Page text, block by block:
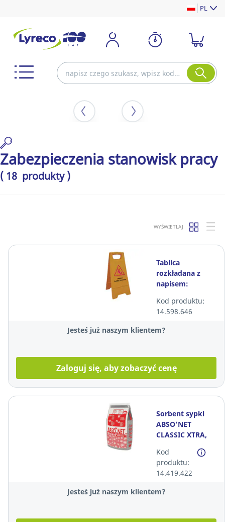
PL
Zabezpieczenia stanowisk pracy
( 18 produkty )
WYŚWIETLAJ
Tablica
rozkładana z
napisem:
podłoga"
Kod produktu:
14.598.646
Jesteś już naszym klientem?
Zaloguj się, aby zobaczyć cenę
Sorbent sypki
ABSO'NET
CLASSIC XTRA,
Kod
produktu:
14.419.422
Jesteś już naszym klientem?